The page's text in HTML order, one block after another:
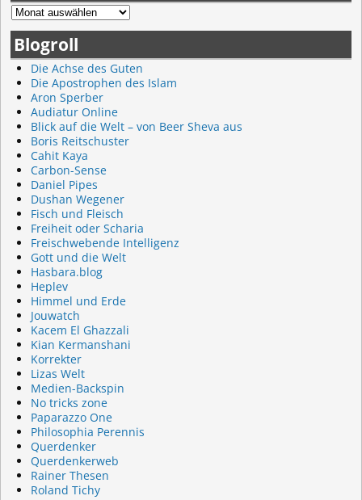
Blogroll
Die Achse des Guten
Die Apostrophen des Islam
Aron Sperber
Audiatur Online
Blick auf die Welt – von Beer Sheva aus
Boris Reitschuster
Cahit Kaya
Carbon-Sense
Daniel Pipes
Dushan Wegener
Fisch und Fleisch
Freiheit oder Scharia
Freischwebende Intelligenz
Gott und die Welt
Hasbara.blog
Heplev
Himmel und Erde
Jouwatch
Kacem El Ghazzali
Kian Kermanshani
Korrekter
Lizas Welt
Medien-Backspin
No tricks zone
Paparazzo One
Philosophia Perennis
Querdenker
Querdenkerweb
Rainer Thesen
Roland Tichy